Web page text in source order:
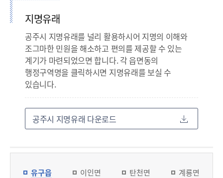
지명유래
공주시 지명유래를 널리 활용하시어 지명의 이해와
조그마한 민원을 해소하고 편의를 제공할 수 있는
계기가 마련되었으면 합니다. 각 읍면동의
행정구역명을 클릭하시면 지명유래를 보실 수
있습니다.
공주시 지명유래 다운로드
유구읍 이인면 탄천면
계룡면